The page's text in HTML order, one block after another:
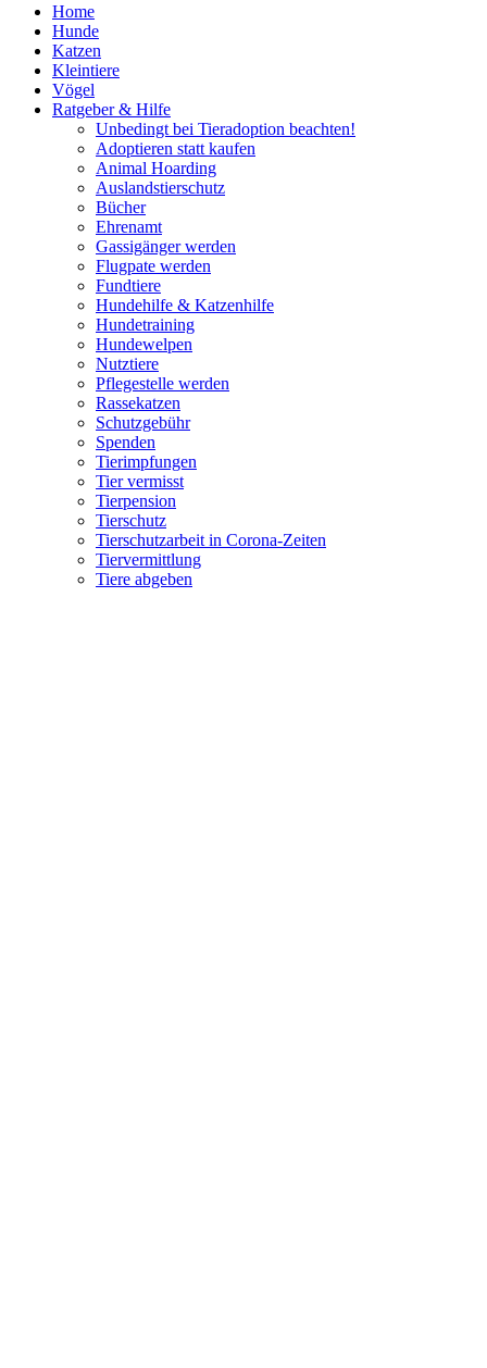
Home
Hunde
Katzen
Kleintiere
Vögel
Ratgeber & Hilfe
Unbedingt bei Tieradoption beachten!
Adoptieren statt kaufen
Animal Hoarding
Auslandstierschutz
Bücher
Ehrenamt
Gassigänger werden
Flugpate werden
Fundtiere
Hundehilfe & Katzenhilfe
Hundetraining
Hundewelpen
Nutztiere
Pflegestelle werden
Rassekatzen
Schutzgebühr
Spenden
Tierimpfungen
Tier vermisst
Tierpension
Tierschutz
Tierschutzarbeit in Corona-Zeiten
Tiervermittlung
Tiere abgeben